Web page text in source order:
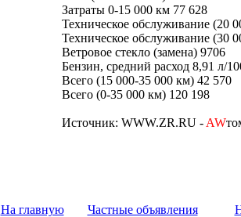
Затраты 0-15 000 км 77 628
Техническое обслуживание (20
Техническое обслуживание (30
Ветровое стекло (замена) 9706
Бензин, средний расход 8,91 л/
Всего (15 000-35 000 км) 42 570
Всего (0-35 000 км) 120 198
Источник: WWW.ZR.RU - AW
На главную Частные объявления